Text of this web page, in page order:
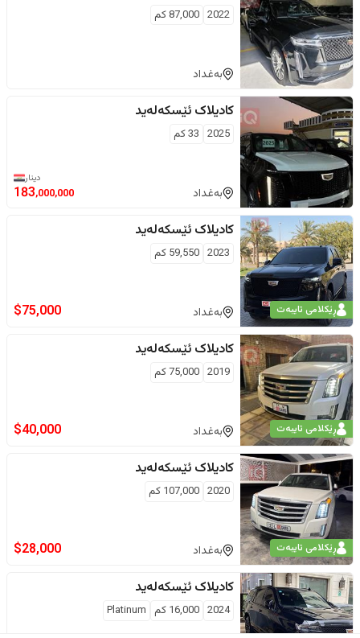
2022
87,000كم
بەغداد
کادیلاک ئێسکەلەید
2025
33كم
بەغداد
دینار
183,000,000
ڕێکلامی تایبەت
کادیلاک ئێسکەلەید
2023
59,550 كم
بەغداد $75,000
ڕێکلامی تایبەت
کادیلاک ئێسکەلەید
2019
75,000كم
بەغداد $40,000
ڕێکلامی تایبەت
کادیلاک ئێسکەلەید
2020
107,000 كم
بەغداد $28,000
کادیلاک ئێسکەلەید
2024
16,000 كم Platinum